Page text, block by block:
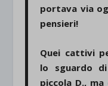
portava via
pensieri!
Quei cattivi
lo sguardo
piccola D.,